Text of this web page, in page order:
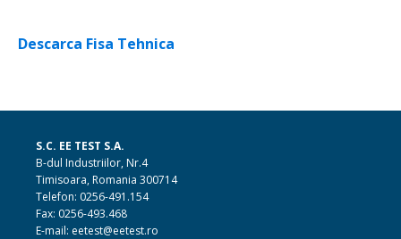
Descarca Fisa Tehnica
S.C. EE TEST S.A.
B-dul Industriilor, Nr.4
Timisoara, Romania 300714
Telefon: 0256-491.154
Fax: 0256-493.468
E-mail: eetest@eetest.ro